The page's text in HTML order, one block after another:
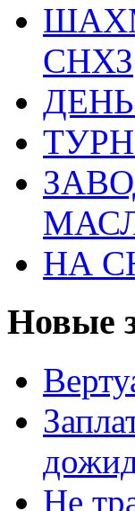
СНХЗ
НА
Новые
Не